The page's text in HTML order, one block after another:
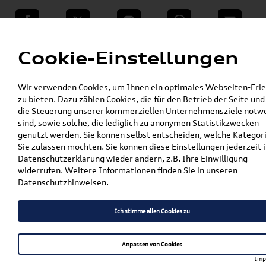
teilen Twitter Instagram WhatsApp E-Mail
VW Shop - VW Originalteile und Zubehör »
VW Zubehör » Komfort & Schutz »
Gepäckraumeinlagen » Tiguan »
Original VW Tiguan (II) Gepäckraumschale /
Kofferraumwanne für Hybrid Fahrzeuge
5NA061161F
Original VW Tiguan (II)
Gepäckraumschale /
Kofferraumwanne für Hybrid
Fahrzeuge 5NA061161F
Cookie-Einstellungen
Wir verwenden Cookies, um Ihnen ein optimales Webseiten-
zu bieten. Dazu zählen Cookies, die für den Betrieb der Seite
die Steuerung unserer kommerziellen Unternehmensziele
sind, sowie solche, die lediglich zu anonymen Statistikzwecken
genutzt werden. Sie können selbst entscheiden, welche
Sie zulassen möchten. Sie können diese Einstellungen jederzeit
Datenschutzerklärung wieder ändern, z.B. Ihre Einwilligung
widerrufen. Weitere Informationen finden Sie in unseren
Datenschutzhinweisen.
Ich stimme allen Cookies zu
Anpassen von Cookies